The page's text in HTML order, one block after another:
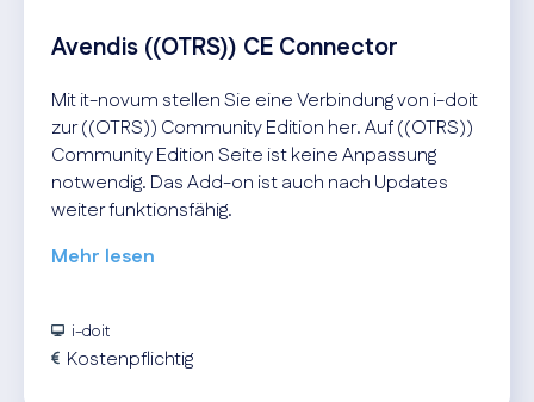
Avendis ((OTRS)) CE Connector
Mit it-novum stellen Sie eine Verbindung von i-doit
zur ((OTRS)) Community Edition her. Auf ((OTRS))
Community Edition Seite ist keine Anpassung
notwendig. Das Add-on ist auch nach Updates
weiter funktionsfähig.
Mehr lesen
i-doit
Kostenpflichtig